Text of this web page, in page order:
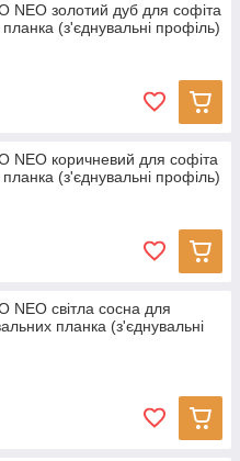
NEO золотий дуб для софіта
(з'єднувальні профіль)
NEO коричневий для софіта
(з'єднувальні профіль)
NEO світла сосна для
планка (з'єднувальні